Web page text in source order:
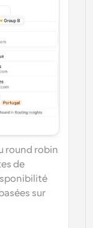
round robin
de
sur